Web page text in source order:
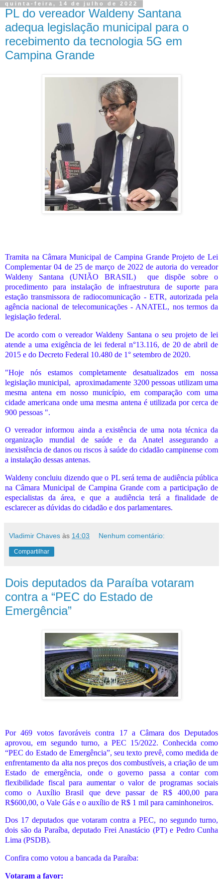
quinta-feira, 14 de julho de 2022
PL do vereador Waldeny Santana
adequa legislação municipal para o
recebimento da tecnologia 5G em
Campina Grande
Tramita na Câmara Municipal de Campina Grande Projeto de Lei
Complementar 04 de 25 de março de 2022 de autoria do vereador
Waldeny Santana (UNIÃO BRASIL)
que dispõe sobre o
procedimento para instalação de infraestrutura de suporte para
estação transmissora de radiocomunicação - ETR, autorizada pela
agência nacional de telecomunicações - ANATEL, nos termos da
legislação federal.
De acordo com o vereador Waldeny Santana o seu projeto de lei
atende a uma exigência de lei federal n°13.116, de 20 de abril de
2015 e do Decreto Federal 10.480 de 1° setembro de 2020.
"Hoje nós estamos completamente desatualizados em nossa
legislação municipal,
aproximadamente 3200 pessoas utilizam uma
mesma antena em nosso município, em comparação com uma
cidade americana onde uma mesma antena é utilizada por cerca de
900 pessoas ".
O vereador informou ainda a existência de uma nota técnica da
organização mundial de saúde e da Anatel assegurando a
inexistência de danos ou riscos à saúde do cidadão campinense com
a instalação dessas antenas.
Waldeny concluiu dizendo que o PL será tema de audiência pública
na Câmara Municipal de Campina Grande com a participação de
especialistas da área, e que a audiência terá a finalidade de
esclarecer as dúvidas do cidadão e dos parlamentares.
Vladimir Chaves às 14:03 Nenhum comentário:
Compartilhar
Dois deputados da Paraíba votaram
contra a “PEC do Estado de
Emergência”
Por 469 votos favoráveis contra 17 a Câmara dos Deputados
aprovou, em segundo turno, a PEC 15/2022. Conhecida como
“PEC do Estado de Emergência”, seu texto prevê, como medida de
enfrentamento da alta nos preços dos combustíveis, a criação de um
Estado de emergência, onde o governo passa a contar com
flexibilidade fiscal para aumentar o valor de programas sociais
como o Auxílio Brasil que deve passar de R$ 400,00 para
R$600,00, o Vale Gás e o auxílio de R$ 1 mil para caminhoneiros.
Dos 17 deputados que votaram contra a PEC, no segundo turno,
dois são da Paraíba, deputado Frei Anastácio (PT) e Pedro Cunha
Lima (PSDB).
Confira como votou a bancada da Paraíba:
Votaram a favor: